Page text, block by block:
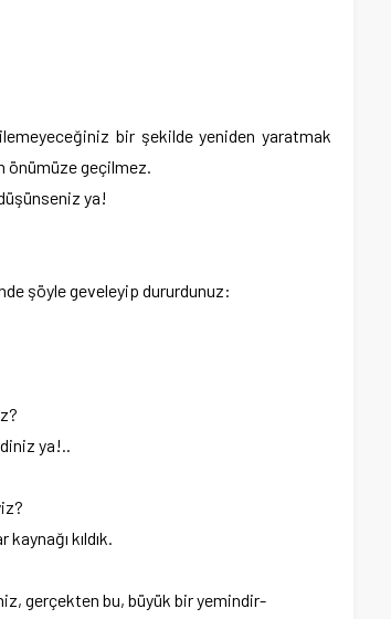
bir şekilde yeniden yaratmak
önümüze geçilmez.
ya!
şöyle geveleyip dururdunuz:
ya!..
kıldık.
gerçekten bu, büyük bir yemindir-